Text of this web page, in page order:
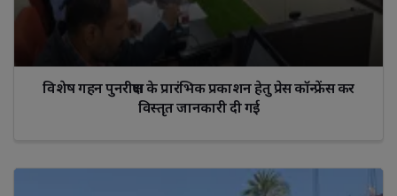
विशेष गहन पुनरीक्षण के प्रारंभिक प्रकाशन हेतु प्रेस कॉन्‍फ्रेंस कर
विस्‍तृत जानकारी दी गई